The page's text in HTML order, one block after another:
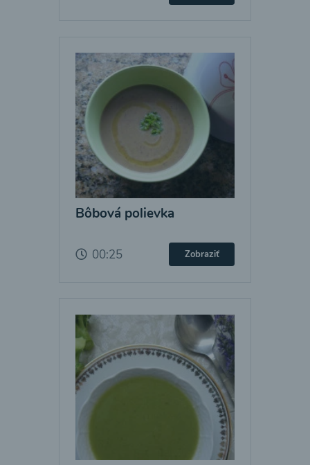
Bôbová polievka
00:25 Zobraziť